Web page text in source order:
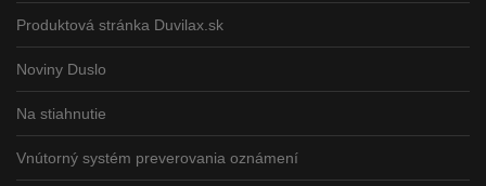
Produktová stránka Duvilax.sk
Noviny Duslo
Na stiahnutie
Vnútorný systém preverovania oznámení